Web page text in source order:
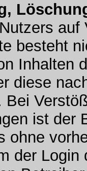
besteht
Inhalten
diese
Bei
ist der
ohne
der